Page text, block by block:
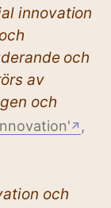
innovation
och
av
och
↗ ,
och